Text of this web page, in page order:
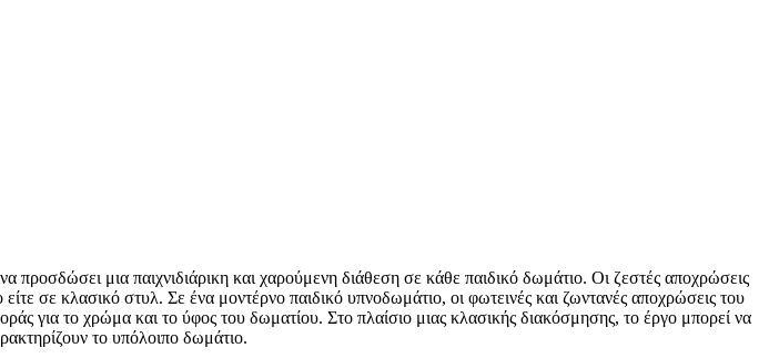
μια παιχνιδιάρικη και χαρούμενη διάθεση σε κάθε παιδικό δωμάτιο. Οι ζεστές αποχρώσεις
σε κλασικό στυλ. Σε ένα μοντέρνο παιδικό υπνοδωμάτιο, οι φωτεινές και ζωντανές αποχρώσεις του
για το χρώμα και το ύφος του δωματίου. Στο πλαίσιο μιας κλασικής διακόσμησης, το έργο μπορεί να
το υπόλοιπο δωμάτιο.